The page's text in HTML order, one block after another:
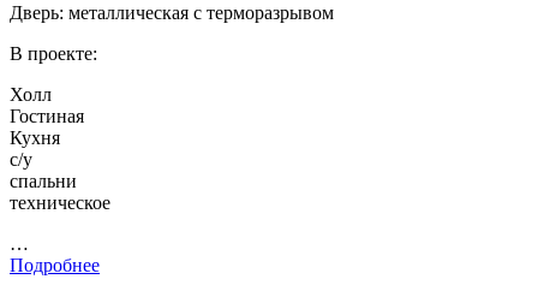
Дверь: металлическая с терморазрывом
В проекте:
Холл
Гостиная
Кухня
с/у
спальни
техническое
…
Подробнее